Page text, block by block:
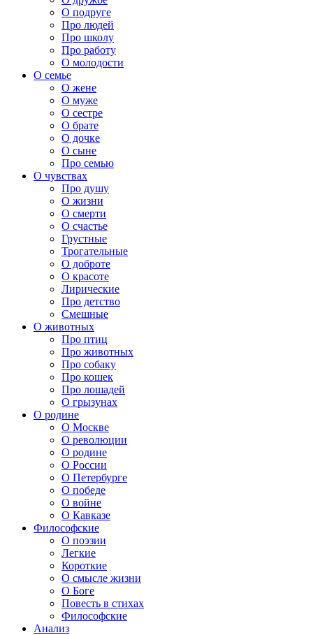
О подруге
Про людей
Про школу
Про работу
О молодости
О семье
О жене
О муже
О сестре
О брате
О дочке
О сыне
Про семью
О чувствах
Про душу
О жизни
О смерти
О счастье
Грустные
Трогательные
О доброте
О красоте
Лирические
Про детство
Смешные
О животных
Про птиц
Про животных
Про собаку
Про кошек
Про лошадей
О грызунах
О родине
О Москве
О революции
О родине
О России
О Петербурге
О победе
О войне
О Кавказе
Философские
О поэзии
Легкие
Короткие
О смысле жизни
О Боге
Повесть в стихах
Философские
Анализ